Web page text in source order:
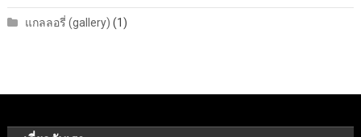
แกลลอรี่ (gallery) (1)